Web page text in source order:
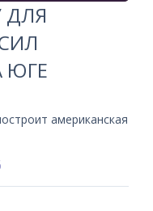
ДЛЯ
ЮГЕ
американская